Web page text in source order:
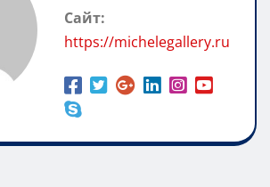
Сайт:
https://michelegallery.ru